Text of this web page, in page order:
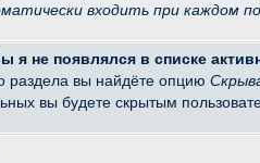
входить при каждом
я не появлялся в списке
раздела вы найдёте опцию
вы будете скрытым